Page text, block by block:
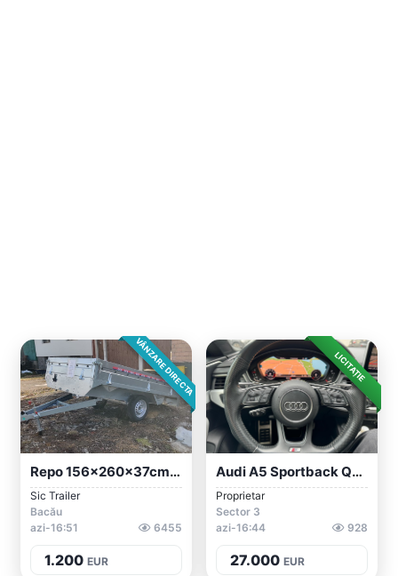
VÂNZARE DIRECTA
Repo 156x260x37cm - 7500 Ron Remorcă Cu...
Sic Trailer
Bacău
azi-16:51
6455
1.200 EUR
LICITAȚIE
Audi A5 Sportback Quattro S Line MHEV Ed...
Proprietar
Sector 3
azi-16:44
928
27.000 EUR